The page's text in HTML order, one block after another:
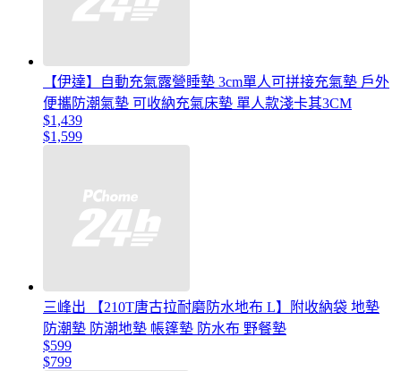
【伊達】自動充氣露營睡墊 3cm單人可拼接充氣墊 戶外
便攜防潮氣墊 可收納充氣床墊 單人款淺卡其3CM
$1,439
$1,599
三峰出 【210T唐古拉耐磨防水地布 L】附收納袋 地墊
防潮墊 防潮地墊 帳篷墊 防水布 野餐墊
$599
$799